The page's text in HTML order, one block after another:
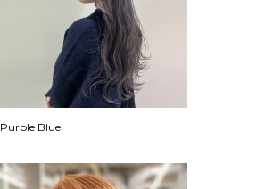
Purple Blue